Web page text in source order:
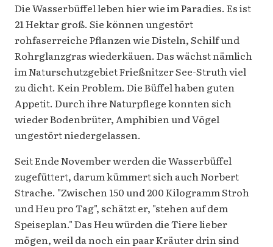
Die Wasserbüffel leben hier wie im Paradies. Es ist
21 Hektar groß. Sie können ungestört
rohfaserreiche Pflanzen wie Disteln, Schilf und
Rohrglanzgras wiederkäuen. Das wächst nämlich
im Naturschutzgebiet Frießnitzer See-Struth viel
zu dicht. Kein Problem. Die Büffel haben guten
Appetit. Durch ihre Naturpflege konnten sich
wieder Bodenbrüter, Amphibien und Vögel
ungestört niedergelassen.
Seit Ende November werden die Wasserbüffel
zugefüttert, darum kümmert sich auch Norbert
Strache. "Zwischen 150 und 200 Kilogramm Stroh
und Heu pro Tag", schätzt er, "stehen auf dem
Speiseplan." Das Heu würden die Tiere lieber
mögen, weil da noch ein paar Kräuter drin sind